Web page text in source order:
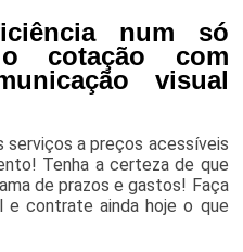
num só
cotação com
visual
a preços acessíveis
Tenha a certeza de que
de prazos e gastos! Faça
contrate ainda hoje o que